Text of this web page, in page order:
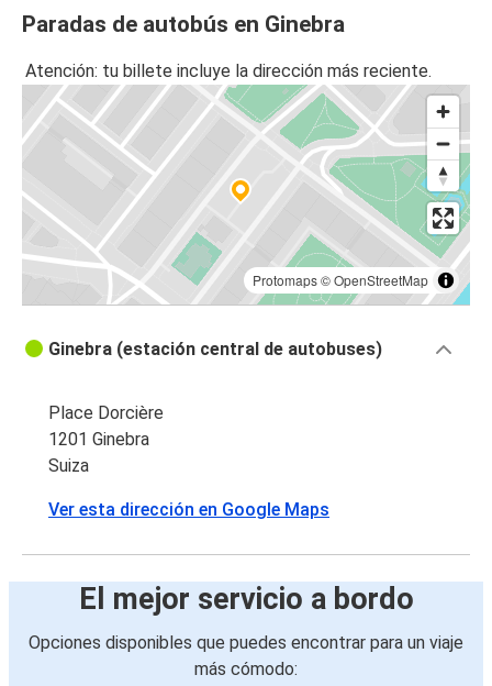
Paradas de autobús en Ginebra
Atención: tu billete incluye la dirección más reciente.
Protomaps©OpenStreetMap
Ginebra (estación central de autobuses)
Place Dorcière
1201 Ginebra
Suiza
Ver esta dirección en Google Maps
El mejor servicio a bordo
Opciones disponibles que puedes encontrar para un viaje
más cómodo: